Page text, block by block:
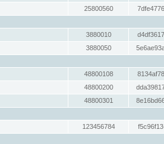
25800560
3880010
3880050
48800108
48800200
48800301
123456784